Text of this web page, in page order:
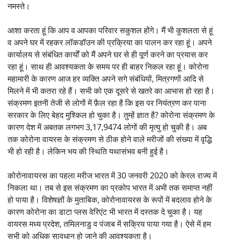
नमस्ते।
आशा करता हूं कि आप व आपका परिवार सकुशल होंगे। मैं भी कुशलता से हूं
व अपने घर में रहकर लॉकडॉउन की प्रक्रिया का पालन कर रहा हूं। अपने
कार्यालय से संबंधित कार्यों को मैं अपने घर से ही पूर्ण करने का प्रयास कर
रहा हूं। साथ ही आवश्यकता के समय पर ही बाहर निकल रहा हूं। कोरोना
महामारी के कारण आज हर व्यक्ति अपने सगे संबंधियों, मित्रगणों आदि से
मिलने में भी कतरा रहे हैं। सभी को एक दूसरे से खतरे का आभास हो रहा है।
संक्रमण इतनी तेजी से लोगों में फ़ैल रहा है कि इस पर नियंत्रण कर पाना
सरकार के लिए बेहद मुश्किल हो चुका है। तुम्हें ज्ञात है? कोरोना संक्रमण के
कारण देश में अबतक लगभग 3,17,9474 लोगों की मृत्यु हो चुकी है। अब
तक कोरोना वायरस के संक्रमण से ठीक होने वाले मरीजों की संख्या में वृद्धि
भी हो रही है। लेकिन भय की स्थिति यथासंभव बनी हुई है।
कोरोनावायरस का पहला मरीज भारत में 30 जनवरी 2020 को केरल राज्य में
निकला था। तब से इस संक्रमण का प्रकोप भारत में अभी तक समाप्त नहीं
हो पाया है। विशेषज्ञों के मुताबिक, कोरोनावायरस के रूपों में बदलाव होने के
कारण कोरोना का डाटा प्लस वेरिएंट भी भारत में दस्तक दे चुका है। यह
वायरस मध्य प्रदेश, तमिलनाडु व पंजाब में सक्रिय पाया गया है। ऐसे में हम
सभी को अधिक सावधान हो जाने की आवश्यकता है।